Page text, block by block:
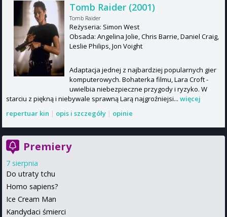
Tomb Raider (2001)
Tomb Raider
Reżyseria: Simon West
Obsada: Angelina Jolie, Chris Barrie, Daniel Craig,
Leslie Philips, Jon Voight
Adaptacja jednej z najbardziej popularnych gier
komputerowych. Bohaterka filmu, Lara Croft -
uwielbia niebezpieczne przygody i ryzyko. W
starciu z piękną i niebywale sprawną Larą najgroźniejsi... więcej
repertuar kin | opis i szczegóły | opinie
Premiery
7 sierpnia
Do utraty tchu
Homo sapiens?
Ice Cream Man
Kandydaci śmierci